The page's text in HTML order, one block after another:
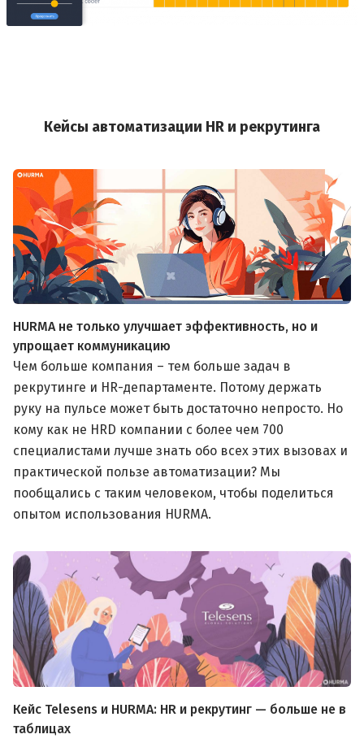
Кейсы автоматизации HR и рекрутинга
HURMA не только улучшает эффективность, но и
упрощает коммуникацию
Чем больше компания – тем больше задач в
рекрутинге и HR-департаменте. Потому держать
руку на пульсе может быть достаточно непросто. Но
кому как не HRD компании с более чем 700
специалистами лучше знать обо всех этих вызовах и
практической пользе автоматизации? Мы
пообщались с таким человеком, чтобы поделиться
опытом использования HURMA.
Кейс Telesens и HURMA: HR и рекрутинг — больше не в
таблицах